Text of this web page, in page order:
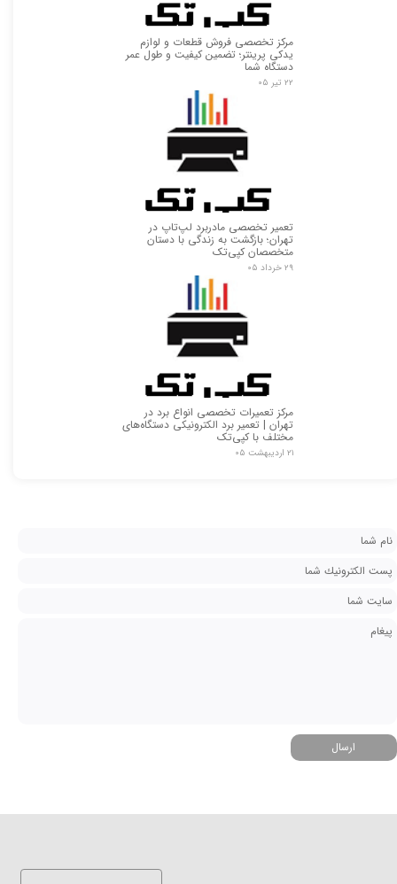
مرکز تخصصی فروش قطعات و لوازم
یدکی پرینتر؛ تضمین کیفیت و طول عمر
دستگاه شما
۲۲ تیر ۰۵
تعمیر تخصصی مادربرد لپ‌تاپ در
تهران؛ بازگشت به زندگی با دستان
متخصصان کپی‌تک
۲۹ خرداد ۰۵
مرکز تعمیرات تخصصی انواع برد در
تهران | تعمیر برد الکترونیکی دستگاه‌های
مختلف با کپی‌تک
۲۱ اردیبهشت ۰۵
ارسال